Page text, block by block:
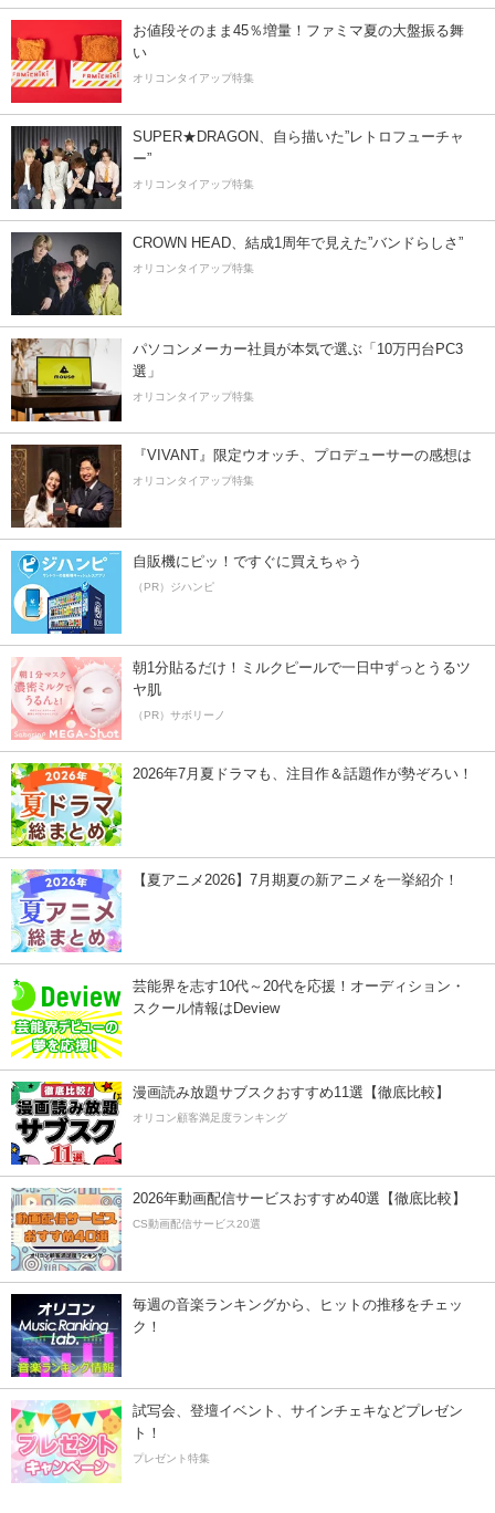
お値段そのまま45％増量！ファミマ夏の大盤振る舞
い
オリコンタイアップ特集
SUPER★DRAGON、自ら描いた”レトロフューチャ
ー”
オリコンタイアップ特集
CROWN HEAD、結成1周年で見えた”バンドらしさ”
オリコンタイアップ特集
パソコンメーカー社員が本気で選ぶ「10万円台PC3
選」
オリコンタイアップ特集
『VIVANT』限定ウオッチ、プロデューサーの感想は
オリコンタイアップ特集
自販機にピッ！ですぐに買えちゃう
（PR）ジハンピ
朝1分貼るだけ！ミルクピールで一日中ずっとうるツ
ヤ肌
（PR）サボリーノ
2026年7月夏ドラマも、注目作＆話題作が勢ぞろい！
【夏アニメ2026】7月期夏の新アニメを一挙紹介！
芸能界を志す10代～20代を応援！オーディション・
スクール情報はDeview
漫画読み放題サブスクおすすめ11選【徹底比較】
オリコン顧客満足度ランキング
2026年動画配信サービスおすすめ40選【徹底比較】
CS動画配信サービス20選
毎週の音楽ランキングから、ヒットの推移をチェッ
ク！
試写会、登壇イベント、サインチェキなどプレゼン
ト！
プレゼント特集